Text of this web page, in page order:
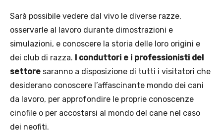
Sarà possibile vedere dal vivo le diverse razze,
osservarle al lavoro durante dimostrazioni e
simulazioni, e conoscere la storia delle loro origini e
dei club di razza. I conduttori e i professionisti del
settore saranno a disposizione di tutti i visitatori che
desiderano conoscere l’affascinante mondo dei cani
da lavoro, per approfondire le proprie conoscenze
cinofile o per accostarsi al mondo del cane nel caso
dei neofiti.